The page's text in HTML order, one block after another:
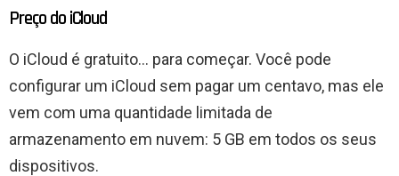
Preço do iCloud
O iCloud é gratuito… para começar. Você pode
configurar um iCloud sem pagar um centavo, mas ele
vem com uma quantidade limitada de
armazenamento em nuvem: 5 GB em todos os seus
dispositivos.